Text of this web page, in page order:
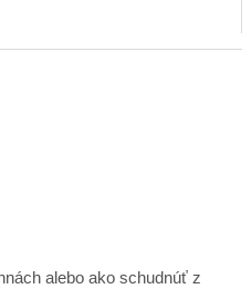
alebo ako schudnúť z